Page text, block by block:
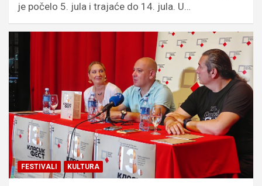
je počelo 5. jula i trajaće do 14. jula. U…
FESTIVALI KULTURA